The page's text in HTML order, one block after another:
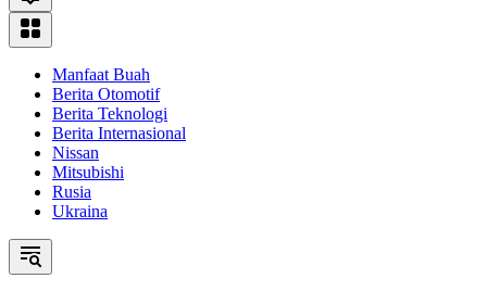
Manfaat Buah
Berita Otomotif
Berita Teknologi
Berita Internasional
Nissan
Mitsubishi
Rusia
Ukraina